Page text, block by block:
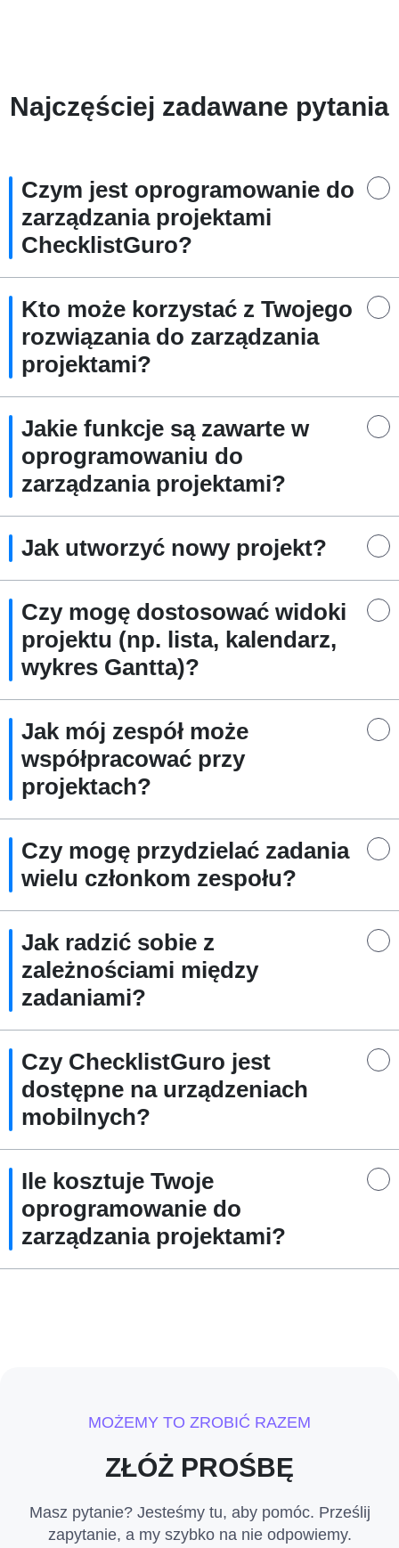
Najczęściej zadawane pytania
Czym jest oprogramowanie do
zarządzania projektami
ChecklistGuro?
Kto może korzystać z Twojego
rozwiązania do zarządzania
projektami?
Jakie funkcje są zawarte w
oprogramowaniu do
zarządzania projektami?
Jak utworzyć nowy projekt?
Czy mogę dostosować widoki
projektu (np. lista, kalendarz,
wykres Gantta)?
Jak mój zespół może
współpracować przy
projektach?
Czy mogę przydzielać zadania
wielu członkom zespołu?
Jak radzić sobie z
zależnościami między
zadaniami?
Czy ChecklistGuro jest
dostępne na urządzeniach
mobilnych?
Ile kosztuje Twoje
oprogramowanie do
zarządzania projektami?
MOŻEMY TO ZROBIĆ RAZEM
ZŁÓŻ PROŚBĘ
Masz pytanie? Jesteśmy tu, aby pomóc. Prześlij
zapytanie, a my szybko na nie odpowiemy.